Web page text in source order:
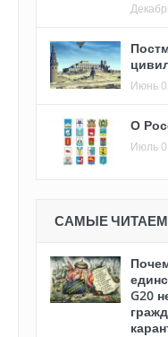
Июнь
О
Июль
САМЫЕ
G20